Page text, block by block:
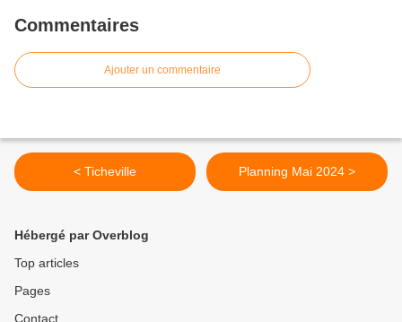
Commentaires
Ajouter un commentaire
< Ticheville Planning Mai 2024 >
Hébergé par Overblog
Top articles
Pages
Contact